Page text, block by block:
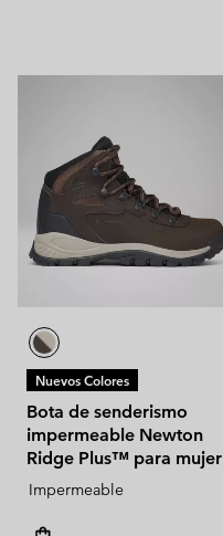
Nuevos Colores
Bota de senderismo
impermeable Newton
Ridge Plus™ para mujer
Impermeable